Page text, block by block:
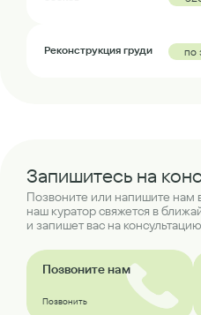
Реконструкция груди по
Запишитесь на
Позвоните или напишите
наш куратор свяжется в
и запишет вас на консультацию
Позвоните нам
Позвонить